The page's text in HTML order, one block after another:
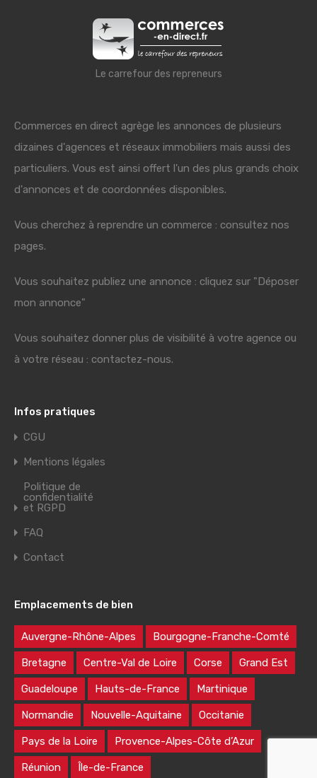
Le carrefour des repreneurs
Commerces en direct agrège les annonces de plusieurs
dizaines d'agences et réseaux immobiliers mais aussi des
particuliers. Vous est ainsi offert l'un des plus grands choix
d'annonces et de coordonnées disponibles.
Vous cherchez à reprendre un commerce : consultez nos
pages.
Vous souhaitez publiez une annonce : cliquez sur "Déposer
mon annonce"
Vous souhaitez donner plus de visibilité à votre agence ou
à votre réseau : contactez-nous.
Infos pratiques
CGU
Mentions légales
Politique de
confidentialité
et RGPD
FAQ
Contact
Emplacements de bien
Auvergne-Rhône-Alpes Bourgogne-Franche-Comté
Bretagne Centre-Val de Loire Corse Grand Est
Guadeloupe Hauts-de-France Martinique
Normandie Nouvelle-Aquitaine Occitanie
Pays de la Loire Provence-Alpes-Côte d’Azur
Réunion Île-de-France